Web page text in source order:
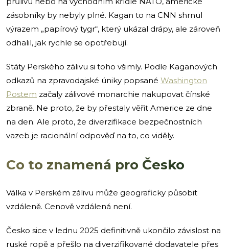
zásobníky by nebyly plné. Kagan to na CNN shrnul
výrazem „papírový tygr“, který ukázal drápy, ale zároveň
odhalil, jak rychle se opotřebují.
Státy Perského zálivu si toho všimly. Podle Kaganových
odkazů na zpravodajské úniky popsané Washington
Postem začaly zálivové monarchie nakupovat čínské
zbraně. Ne proto, že by přestaly věřit Americe ze dne
na den. Ale proto, že diverzifikace bezpečnostních
vazeb je racionální odpověď na to, co viděly.
Co to znamená pro Česko
Válka v Perském zálivu může geograficky působit
vzdáleně. Cenově vzdálená není.
Česko sice v lednu 2025 definitivně ukončilo závislost na
ruské ropě a přešlo na diverzifikované dodavatele přes